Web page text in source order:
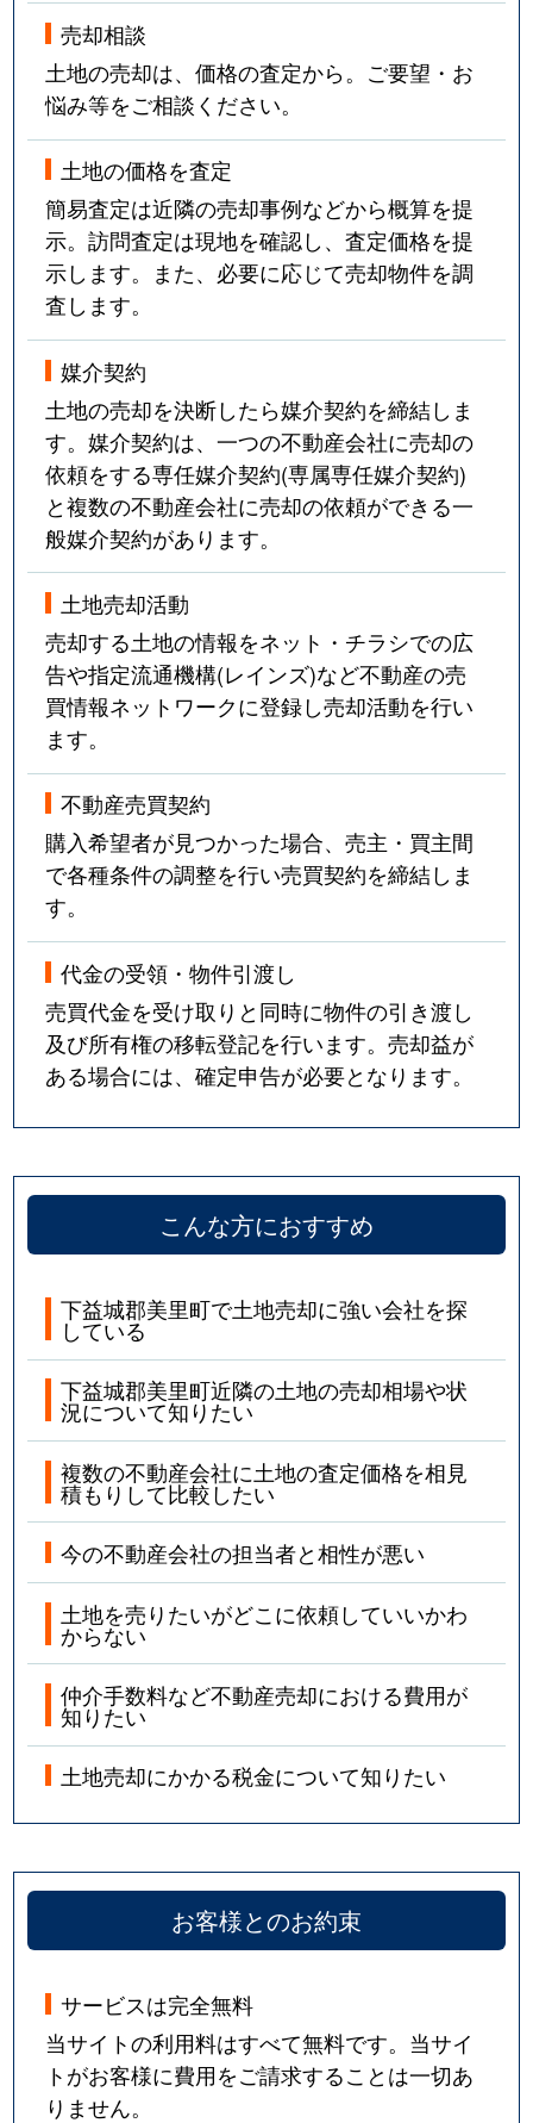
売却相談
土地の売却は、価格の査定から。ご要望・お
悩み等をご相談ください。
土地の価格を査定
簡易査定は近隣の売却事例などから概算を提
示。訪問査定は現地を確認し、査定価格を提
示します。また、必要に応じて売却物件を調
査します。
媒介契約
土地の売却を決断したら媒介契約を締結しま
す。媒介契約は、一つの不動産会社に売却の
依頼をする専任媒介契約(専属専任媒介契約)
と複数の不動産会社に売却の依頼ができる一
般媒介契約があります。
土地売却活動
売却する土地の情報をネット・チラシでの広
告や指定流通機構(レインズ)など不動産の売
買情報ネットワークに登録し売却活動を行い
ます。
不動産売買契約
購入希望者が見つかった場合、売主・買主間
で各種条件の調整を行い売買契約を締結しま
す。
代金の受領・物件引渡し
売買代金を受け取りと同時に物件の引き渡し
及び所有権の移転登記を行います。売却益が
ある場合には、確定申告が必要となります。
こんな方におすすめ
下益城郡美里町で土地売却に強い会社を探
している
下益城郡美里町近隣の土地の売却相場や状
況について知りたい
複数の不動産会社に土地の査定価格を相見
積もりして比較したい
今の不動産会社の担当者と相性が悪い
土地を売りたいがどこに依頼していいかわ
からない
仲介手数料など不動産売却における費用が
知りたい
土地売却にかかる税金について知りたい
お客様とのお約束
サービスは完全無料
当サイトの利用料はすべて無料です。当サイ
トがお客様に費用をご請求することは一切あ
りません。